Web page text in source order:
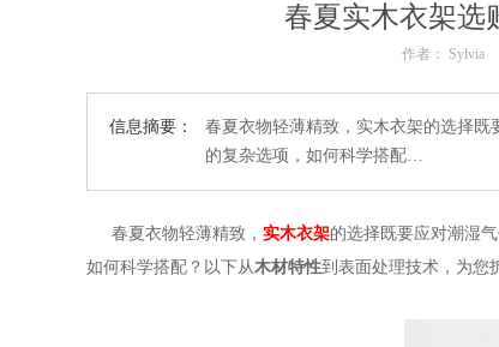
春夏实木衣架选
作者： Sylvia
信息摘要：
春夏衣物轻薄精致，实木衣架的选择
的复杂选项，如何科学搭配…
春夏衣物轻薄精致，实木衣架的选择既要应对潮湿
如何科学搭配？以下从木材特性到表面处理技术，为您